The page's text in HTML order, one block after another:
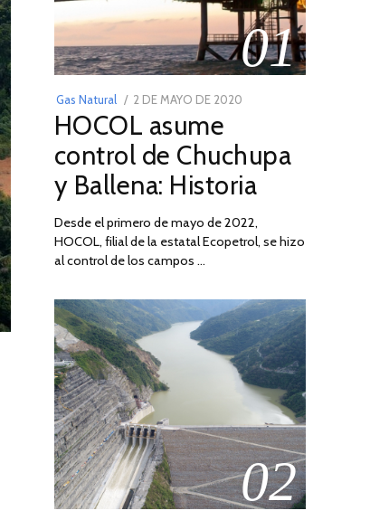
01
Gas Natural
POSTED
ON
2 DE MAYO DE 2020
DE
2026
HOCOL asume
control de Chuchupa
y Ballena: Historia
Desde el primero de mayo de 2022,
HOCOL, filial de la estatal Ecopetrol, se hizo
al control de los campos …
02